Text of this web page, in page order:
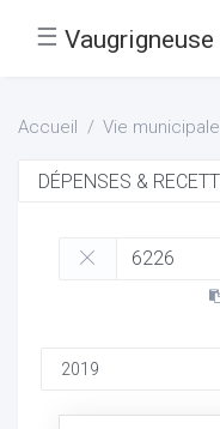
☰ Vaugrigneuse
Accueil Vie municipale